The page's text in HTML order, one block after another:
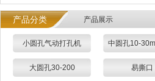
产品分类 产品展示
小圆孔气动打孔机 中圆孔10-
大圆孔30-200 易撕口